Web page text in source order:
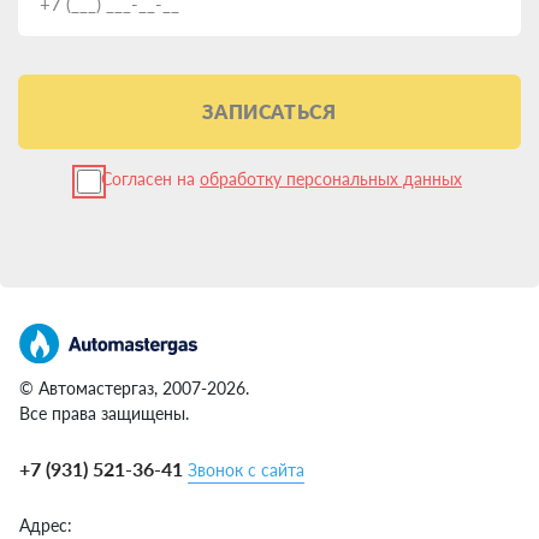
любыми двигателями. Но есть пара нюансов:
установкой специалисты проверят мотор и дадут
рекомендации по обслуживанию.
Качественное ГБО не влияет на заводскую гарантию. Чтобы
прояснить все детали, запишитесь на консультацию к
профессионалам. Они оценят возможность установки под ваш
случай.
Итак, решение принято — переводим ваш Brilliance на газ. Что
в плане?
Найти проверенный сертифицированный центр.
Обращайте внимание на опыт, отзывы, гарантийные
Определиться с системой ГБО и брендом. Здесь важно
Записаться на установку. Обычно просят приехать с
ЗАПИСАТЬСЯ
Согласен на обработку персональных данных
© Автомастергаз, 2007-2026.
Все права защищены.
+7 (931) 521-36-41 Звонок с сайта
Адрес: